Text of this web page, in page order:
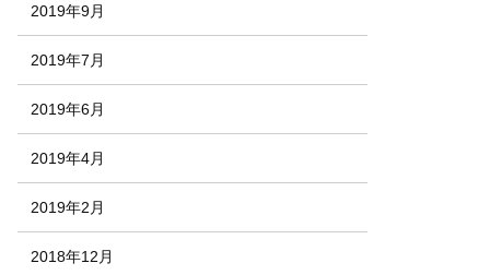
2019年9月
2019年7月
2019年6月
2019年4月
2019年2月
2018年12月